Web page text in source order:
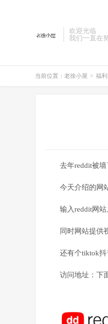
欢迎光临
我们一直在
当前位置： 老徐小屋 > 福利
去年reddit被墙
今天介绍的网
输入reddit网
同时网站提供
还有个tiktok抖
访问地址：下